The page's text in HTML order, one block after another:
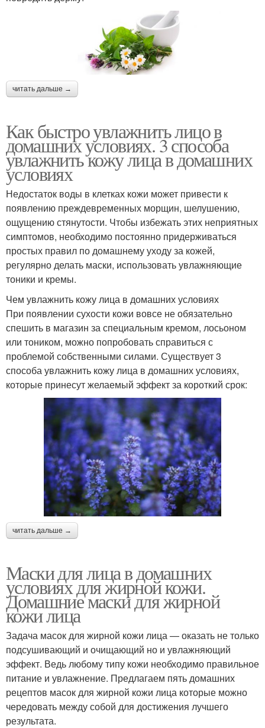
читать дальше →
Как быстро увлажнить лицо в
домашних условиях. 3 способа
увлажнить кожу лица в домашних
условиях
Недостаток воды в клетках кожи может привести к
появлению преждевременных морщин, шелушению,
ощущению стянутости. Чтобы избежать этих неприятных
симптомов, необходимо постоянно придерживаться
простых правил по домашнему уходу за кожей,
регулярно делать маски, использовать увлажняющие
тоники и кремы.
Чем увлажнить кожу лица в домашних условиях
При появлении сухости кожи вовсе не обязательно
спешить в магазин за специальным кремом, лосьоном
или тоником, можно попробовать справиться с
проблемой собственными силами. Существует 3
способа увлажнить кожу лица в домашних условиях,
которые принесут желаемый эффект за короткий срок:
читать дальше →
Маски для лица в домашних
условиях для жирной кожи.
Домашние маски для жирной
кожи лица
Задача масок для жирной кожи лица — оказать не только
подсушивающий и очищающий но и увлажняющий
эффект. Ведь любому типу кожи необходимо правильное
питание и увлажнение. Предлагаем пять домашних
рецептов масок для жирной кожи лица которые можно
чередовать между собой для достижения лучшего
результата.